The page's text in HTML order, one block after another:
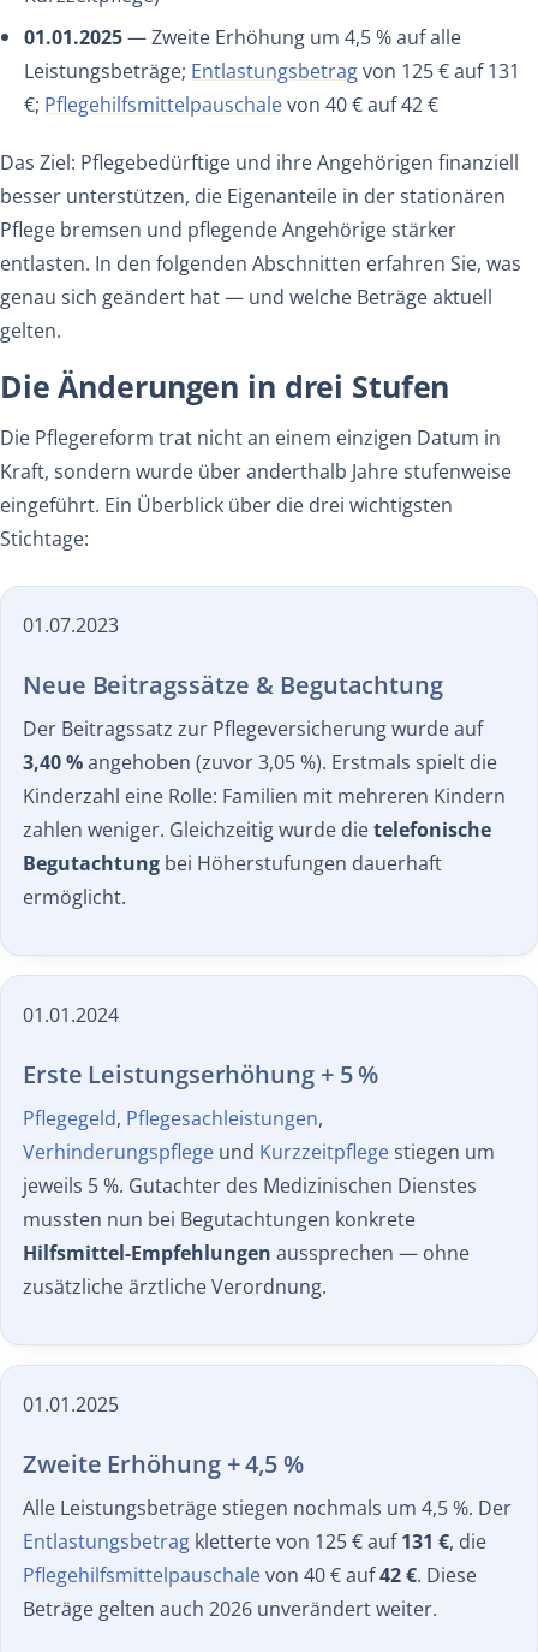
01.01.2025— Zweite Erhöhung um 4,5 % auf alle
Leistungsbeträge; Entlastungsbetragvon 125 € auf 131
€; Pflegehilfsmittelpauschalevon 40 € auf 42 €
Das Ziel: Pflegebedürftige und ihre Angehörigen finanziell
besser unterstützen, die Eigenanteile in der stationären
Pflege bremsen und pflegende Angehörige stärker
entlasten. In den folgenden Abschnitten erfahren Sie, was
genau sich geändert hat — und welche Beträge aktuell
gelten.
Die Änderungen in drei Stufen
Die Pflegereform trat nicht an einem einzigen Datum in
Kraft, sondern wurde über anderthalb Jahre stufenweise
eingeführt. Ein Überblick über die drei wichtigsten
Stichtage:
01.07.2023
Neue Beitragssätze & Begutachtung
Der Beitragssatz zur Pflegeversicherung wurde auf
3,40 %angehoben (zuvor 3,05 %). Erstmals spielt die
Kinderzahl eine Rolle: Familien mit mehreren Kindern
zahlen weniger. Gleichzeitig wurde dietelefonische
Begutachtung bei Höherstufungen dauerhaft
ermöglicht.
01.01.2024
Erste Leistungserhöhung + 5 %
Pflegegeld, Pflegesachleistungen,
Verhinderungspflege und Kurzzeitpflegestiegen um
jeweils 5 %. Gutachter des Medizinischen Dienstes
mussten nun bei Begutachtungen konkrete
Hilfsmittel-Empfehlungen aussprechen — ohne
zusätzliche ärztliche Verordnung.
01.01.2025
Zweite Erhöhung + 4,5 %
Alle Leistungsbeträge stiegen nochmals um 4,5 %. Der
Entlastungsbetrag kletterte von 125 € auf131 €, die
Pflegehilfsmittelpauschalevon 40 € auf42 €. Diese
Beträge gelten auch 2026 unverändert weiter.